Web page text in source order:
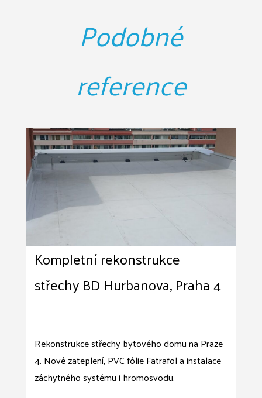
Podobné
reference
Kompletní rekonstrukce
střechy BD Hurbanova, Praha 4
Rekonstrukce střechy bytového domu na Praze
4. Nové zateplení, PVC fólie Fatrafol a instalace
záchytného systému i hromosvodu.